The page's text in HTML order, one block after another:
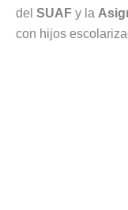
del SUAF y la
con hijos